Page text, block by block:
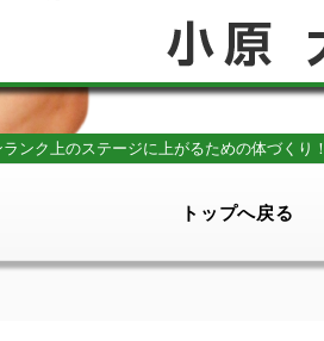
ンク上のステージに上がるための体づくり！
トップへ戻る